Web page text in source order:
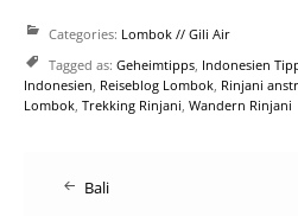
Categories: Lombok // Gili Air
Tagged as: Geheimtipps Indonesien
Indonesien Reiseblog Lombok Rinjani
Lombok Trekking Rinjani Wandern Rinjani
Post
Bali